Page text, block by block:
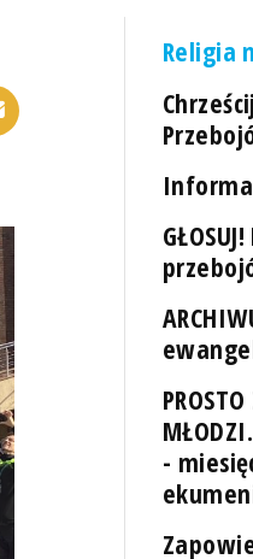
Religia
-